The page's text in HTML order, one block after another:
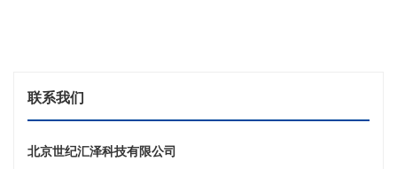
联系我们
北京世纪汇泽科技有限公司